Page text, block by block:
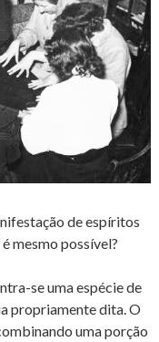
de espíritos
mesmo possível?
se uma espécie de
propriamente dita. O
uma porção